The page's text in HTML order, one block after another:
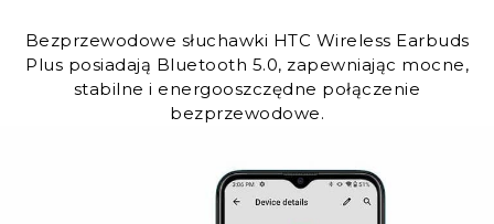
Bezprzewodowe słuchawki HTC Wireless Earbuds
Plus posiadają Bluetooth 5.0, zapewniając mocne,
stabilne i energooszczędne połączenie
bezprzewodowe.